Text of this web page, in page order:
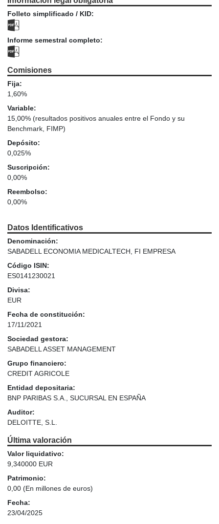
Folleto simplificado / KID:
Informe semestral completo:
Comisiones
Fija:
1,60%
Variable:
15,00% (resultados positivos anuales entre el Fondo y su
Benchmark, FIMP)
Depósito:
0,025%
Suscripción:
0,00%
Reembolso:
0,00%
Datos Identificativos
Denominación:
SABADELL ECONOMIA MEDICALTECH, FI EMPRESA
Código ISIN:
ES0141230021
Divisa:
EUR
Fecha de constitución:
17/11/2021
Sociedad gestora:
SABADELL ASSET MANAGEMENT
Grupo financiero:
CREDIT AGRICOLE
Entidad depositaria:
BNP PARIBAS S.A., SUCURSAL EN ESPAÑA
Auditor:
DELOITTE, S.L.
Última valoración
Valor liquidativo:
9,340000 EUR
Patrimonio:
0,00 (En millones de euros)
Fecha:
23/04/2025